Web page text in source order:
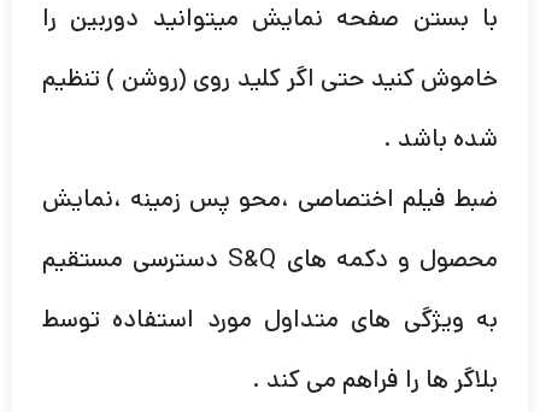
با بستن صفحه نمایش میتوانید دوربین را
خاموش کنید حتی اگر کلید روی (روشن ) تنظیم
شده باشد .
ضبط فیلم اختصاصی ،محو پس زمینه ،نمایش
محصول و دکمه های S&Q دسترسی مستقیم
به ویژگی های متداول مورد استفاده توسط
بلاگر ها را فراهم می کند .